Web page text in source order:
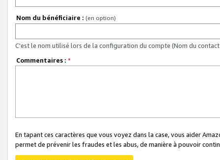
Nom du bénéficiaire : (en option)
C'est le nom utilisé lors de la configuration du compte (Nom du
Commentaires : *
En tapant ces caractères que vous voyez dans la case, vous aider
permet de prévenir les fraudes et les abus, de manière à pouvoir